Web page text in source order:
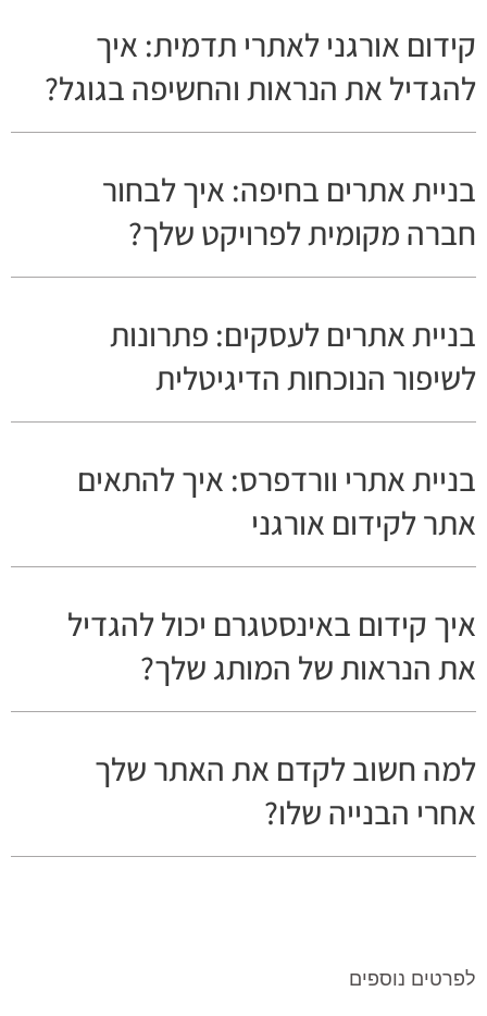
קידום אורגני לאתרי תדמית: איך
להגדיל את הנראות והחשיפה בגוגל?
בניית אתרים בחיפה: איך לבחור
חברה מקומית לפרויקט שלך?
בניית אתרים לעסקים: פתרונות
לשיפור הנוכחות הדיגיטלית
בניית אתרי וורדפרס: איך להתאים
אתר לקידום אורגני
איך קידום באינסטגרם יכול להגדיל
את הנראות של המותג שלך?
למה חשוב לקדם את האתר שלך
אחרי הבנייה שלו?
לפרטים נוספים